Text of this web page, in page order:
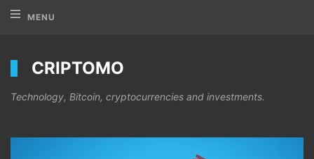
MENU
CRIPTOMO
Technology, Bitcoin, cryptocurrencies and investments.